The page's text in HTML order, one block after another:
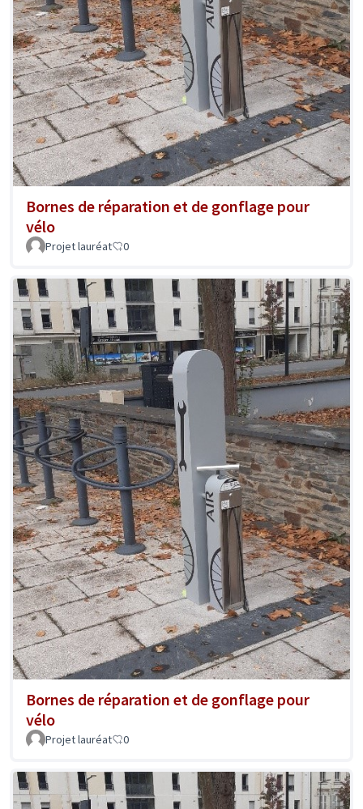
Bornes de réparation et de gonflage pour
vélo
Projet lauréat 0
Bornes de réparation et de gonflage pour
vélo
Projet lauréat 0